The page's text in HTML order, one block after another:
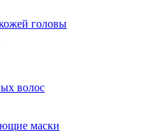
головы
волос
маски